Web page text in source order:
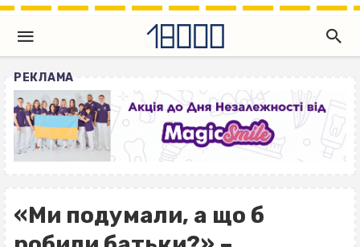
РЕКЛАМА
«Ми подумали, а що б